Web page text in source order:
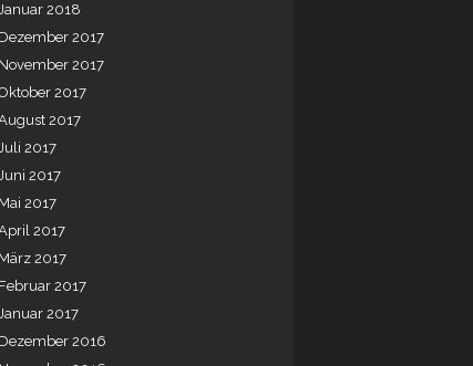
2018
Dezember 2017
November 2017
2017
2017
2017
2017
Mai 2017
2017
März 2017
Februar 2017
2017
Dezember 2016